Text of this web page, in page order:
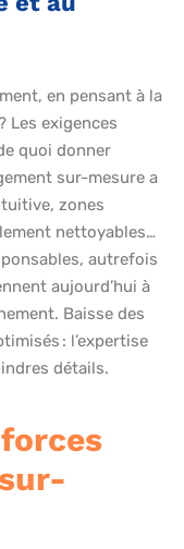
en pensant à la
Les exigences
quoi donner
sur-mesure a
zones
nettoyables…
autrefois
aujourd’hui à
Baisse des
: l’expertise
détails.